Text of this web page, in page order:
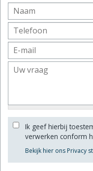
Ik geef hierbij
verwerken conform
Bekijk hier ons Privacy